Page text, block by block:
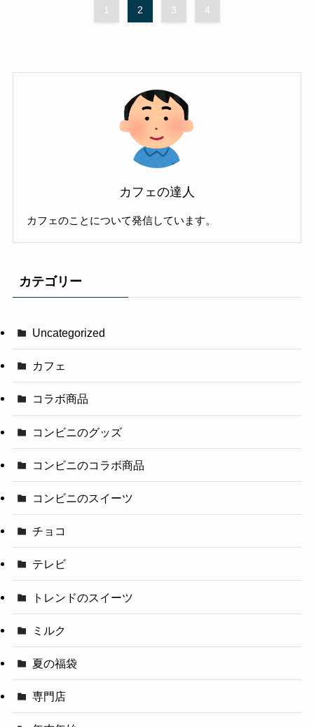
1 2 3 4
カフェの達人
カフェのことについて発信しています。
カテゴリー
Uncategorized
カフェ
コラボ商品
コンビニのグッズ
コンビニのコラボ商品
コンビニのスイーツ
チョコ
テレビ
トレンドのスイーツ
ミルク
夏の福袋
専門店